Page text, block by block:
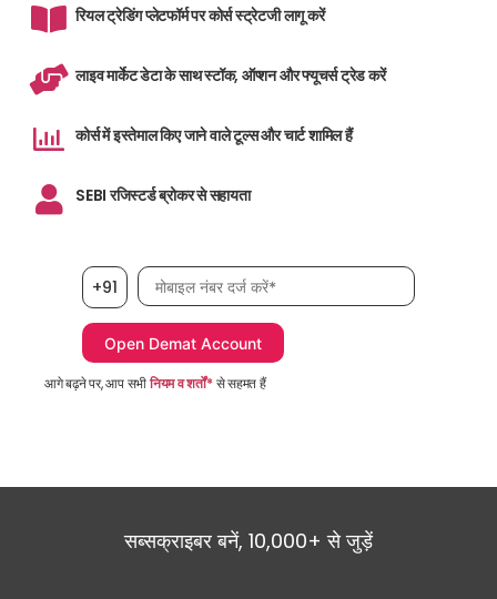
रियल ट्रेडिंग प्लेटफॉर्म पर कोर्स स्ट्रेटजी लागू करें
लाइव मार्केट डेटा के साथ स्टॉक, ऑप्शन और फ्यूचर्स ट्रेड करें
कोर्स में इस्तेमाल किए जाने वाले टूल्स और चार्ट शामिल हैं
SEBI रजिस्टर्ड ब्रोकर से सहायता
+91 मोबाइल नंबर आवश्यक है
आगे बढ़ने पर, आप सभीनियम व शर्तों*से सहमत हैं
सब्सक्राइबर बनें, 10,000+ से जुड़ें